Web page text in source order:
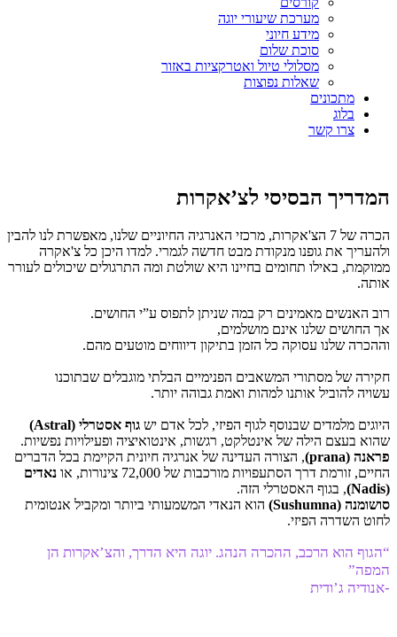
מערכת שיעורי יוגה
מידע חיוני
סוכת שלום
מסלולי טיול ואטרקציות באזור
שאלות נפוצות
מתכונים
בלוג
צרו קשר
המדריך הבסיסי לצ’אקרות
הכרה של 7 הצ'אקרות, מרכזי האנרגיה החיוניים שלנו, מאפשרת לנו להבין
ולהעריך את גופנו מנקודת מבט חדשה לגמרי. למדו היכן כל צ'אקרה
ממוקמת, באילו תחומים בחיינו היא שולטת ומה התרגולים שיכולים לעורר
אותה.
רוב האנשים מאמינים רק במה שניתן לתפוס ע”י החושים.
אך החושים שלנו אינם מושלמים,
וההכרה שלנו עסוקה כל הזמן בתיקון דיווחים מוטעים מהם.
חקירה של מסתורי המשאבים הפנימיים הבלתי מוגבלים שבתוכנו
עשויה להוביל אותנו למהות ואמת גבוהה יותר.
היוגים מלמדים שבנוסף לגוף הפיזי, לכל אדם יש גוף אסטרלי (Astral)
שהוא בעצם הילה של אינטלקט, רגשות, אינטואיציה ופעילויות נפשיות.
פראנה (prana)
, הצורה העדינה של אנרגיה חיונית הקיימת בכל הדברים
החיים, זורמת דרך הסתעפויות מורכבות של 72,000 צינורות, או
נאדים
(Nadis)
, בגוף האסטרלי הזה.
סושומנה (Sushumna)
הוא הנאדי המשמעותי ביותר ומקביל אנטומית
לחוט השדרה הפיזי.
“הגוף הוא הרכב, ההכרה הנהג. יוגה היא הדרך, והצ’אקרות הן
המפה”
-אנודיה ג’ודית